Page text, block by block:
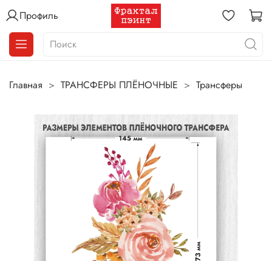
Профиль
Главная ТРАНСФЕРЫ ПЛЁНОЧНЫЕ Трансферы